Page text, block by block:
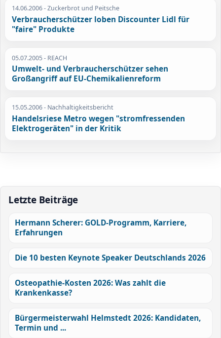
14.06.2006- Zuckerbrot und Peitsche
Verbraucherschützer loben Discounter Lidl für
"faire" Produkte
05.07.2005- REACH
Umwelt- und Verbraucherschützer sehen
Großangriff auf EU-Chemikalienreform
15.05.2006- Nachhaltigkeitsbericht
Handelsriese Metro wegen "stromfressenden
Elektrogeräten" in der Kritik
Letzte Beiträge
Hermann Scherer: GOLD-Programm, Karriere,
Erfahrungen
Die 10 besten Keynote Speaker Deutschlands 2026
Osteopathie-Kosten 2026: Was zahlt die
Krankenkasse?
Bürgermeisterwahl Helmstedt 2026: Kandidaten,
Termin und ...